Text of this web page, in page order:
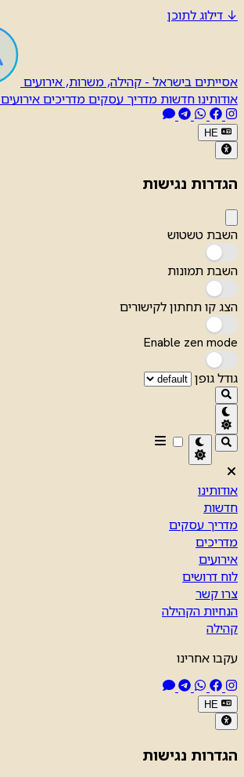
↓ דילוג לתוכן
אסייתים בישראל - קהילה, משרות, אירועים
אודותינוחדשות מדריך עסקיםמדריכיםאירועים
HE
הגדרות נגישות
השבת טשטוש
השבת תמונות
הצג קו תחתון לקישורים
Enable zen mode
גודל גופן
אודותינו
חדשות
מדריך עסקים
מדריכים
אירועים
לוח דרושים
צרו קשר
הנחיות הקהילה
קהילה
עקבו אחרינו
HE
הגדרות נגישות